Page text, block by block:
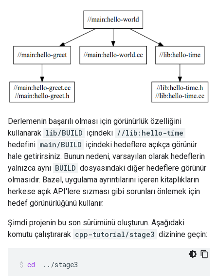
Derlemenin başarılı olması için görünürlük özelliğini
kullanarak lib/BUILD içindeki //lib:hello-time
hedefini main/BUILD içindeki hedeflere açıkça görünür
hale getirirsiniz. Bunun nedeni, varsayılan olarak hedeflerin
yalnızca aynı BUILD dosyasındaki diğer hedeflere görünür
olmasıdır. Bazel, uygulama ayrıntılarını içeren kitaplıkların
herkese açık API'lere sızması gibi sorunları önlemek için
hedef görünürlüğünü kullanır.
Şimdi projenin bu son sürümünü oluşturun. Aşağıdaki
komutu çalıştırarak cpp-tutorial/stage3 dizinine geçin:
cd ../stage3